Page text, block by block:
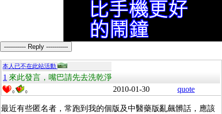
----------- Reply -----------
本人已不在此站活動
1 來此發言，嘴巴請先去洗乾淨
0 0 2010-01-30 quote
最近有些匿名者，常跑到我的個版及中醫藥版亂飆髒話，應該